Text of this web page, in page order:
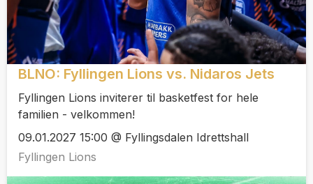
BLNO: Fyllingen Lions vs. Nidaros Jets
Fyllingen Lions inviterer til basketfest for hele
familien - velkommen!
09.01.2027 15:00 @ Fyllingsdalen Idrettshall
Fyllingen Lions